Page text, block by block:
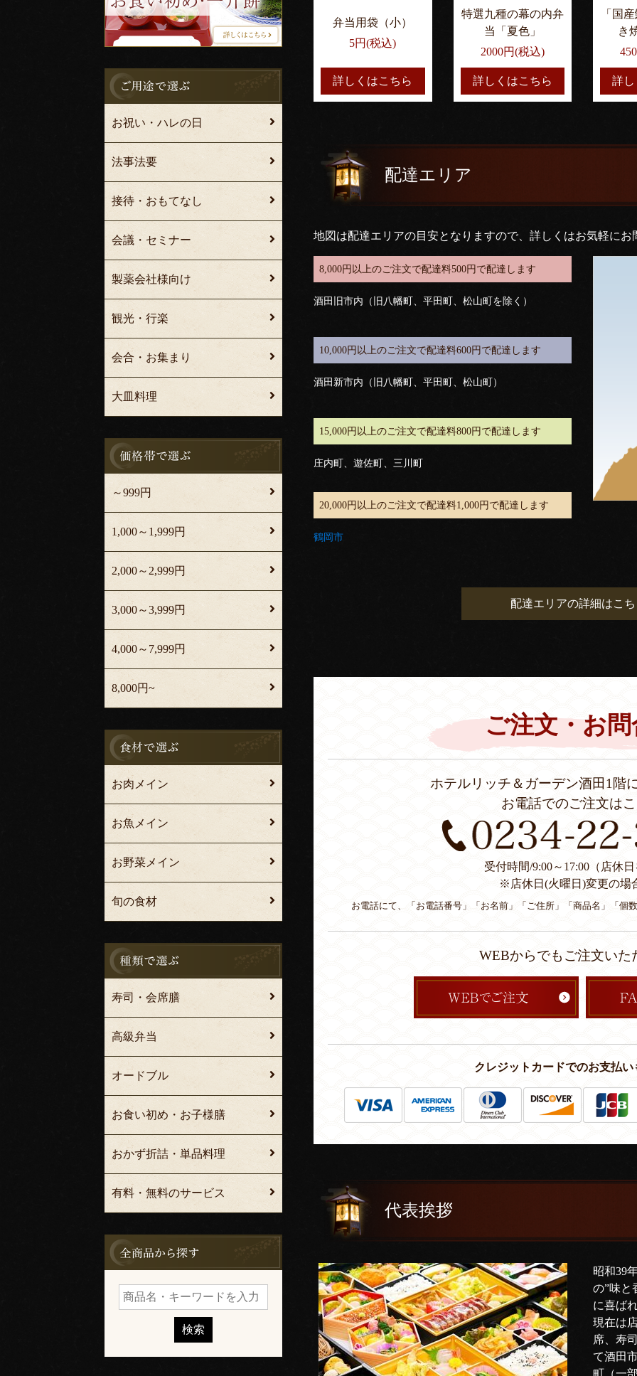
弁当用袋（小）
5円(税込)
詳しくはこちら
特選九種の幕の内弁
当「夏色」
2000円(税込)
詳しくはこちら
「国
き
詳
配達エリア
地図は配達エリアの目安となりますので、詳しくはお気軽にお
8,000円以上のご注文で配達料500円で配達します
酒田旧市内（旧八幡町、平田町、松山町を除く）
10,000円以上のご注文で配達料600円で配達します
酒田新市内（旧八幡町、平田町、松山町）
15,000円以上のご注文で配達料800円で配達します
庄内町、遊佐町、三川町
20,000円以上のご注文で配達料1,000円で配達します
鶴岡市
配達エリアの詳細はこ
ご注文・お問
ホテルリッチ＆ガーデン酒田1階
お電話でのご注文は
受付時間/9:00～17:00（店休
※店休日(火曜日)変更の場
お電話にて、「お電話番号」「お名前」「ご住所」「商品名」「個
WEBからでもご注文いた
クレジットカードでのお支払い
代表挨拶
昭和39
の”味と
に喜ば
現在は
席、寿
て酒田
町（一
お祝い・ハレの日
法事法要
接待・おもてなし
会議・セミナー
製薬会社様向け
観光・行楽
会合・お集まり
大皿料理
～999円
1,000～1,999円
2,000～2,999円
3,000～3,999円
4,000～7,999円
8,000円~
お肉メイン
お魚メイン
お野菜メイン
旬の食材
寿司・会席膳
高級弁当
オードブル
お食い初め・お子様膳
おかず折詰・単品料理
有料・無料のサービス